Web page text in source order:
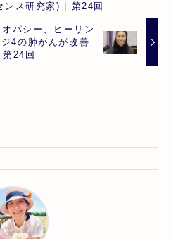
ンス研究家) | 第24回
パシー、ヒーリン
4の肺がんが改善
24回